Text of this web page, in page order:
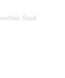
Stadt